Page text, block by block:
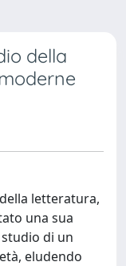
della
letteratura,
una sua
di un
eludendo